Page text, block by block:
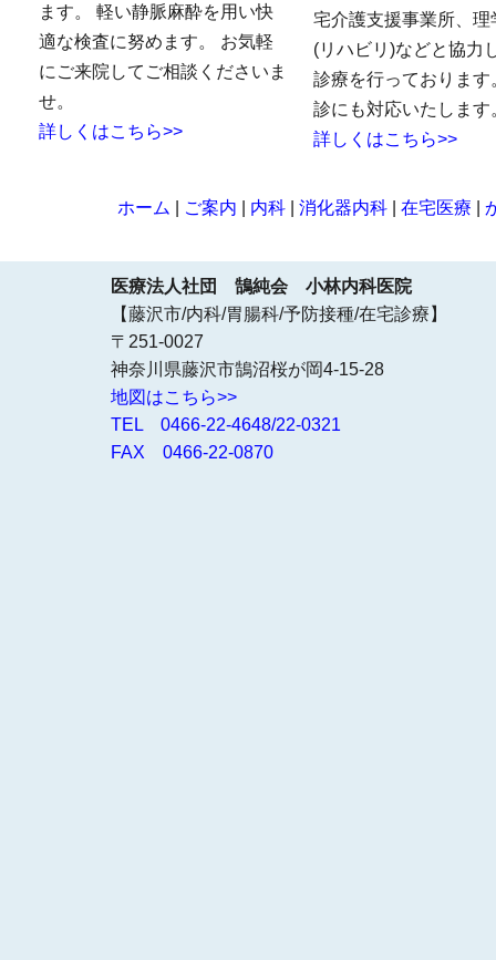
ます。 軽い静脈麻酔を用い快
適な検査に努めます。 お気軽
にご来院してご相談くださいま
せ。
詳しくはこちら>>
宅介護支援事業所、理
(リハビリ)などと協力
診療を行っております
診にも対応いたします
詳しくはこちら>>
ホーム ご案内 内科 消化器内科 在宅医療
医療法人社団 鵠純会 小林内科医院
【藤沢市/内科/胃腸科/予防接種/在宅診療】
〒251-0027
神奈川県藤沢市鵠沼桜が岡4-15-28
地図はこちら>>
TEL 0466-22-4648/22-0321
FAX 0466-22-0870